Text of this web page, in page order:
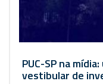
PUC-SP na
vestibular de